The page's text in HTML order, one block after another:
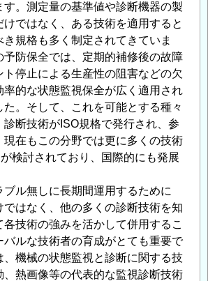
す。測定量の基準値や診断機器の製
ではなく、ある技術を適用すると
き規格も多く制定されてきていま
予防保全では、定期的補修後の故障
停止による生産性の阻害などの欠
率的な状態監視保全が広く適用され
た。そして、これを可能とする種々
断技術がISO規格で発行され、参
現在もこの分野では更に多くの技術
検討されており、国際的にも発展
ル無しに長期間運用するために
ではなく、他の多くの診断技術を知
各技術の強みを活かして併用するこ
バルな技術者の育成がとても重要で
、機械の状態監視と診断に関する技
、熱画像等の代表的な監視診断技術